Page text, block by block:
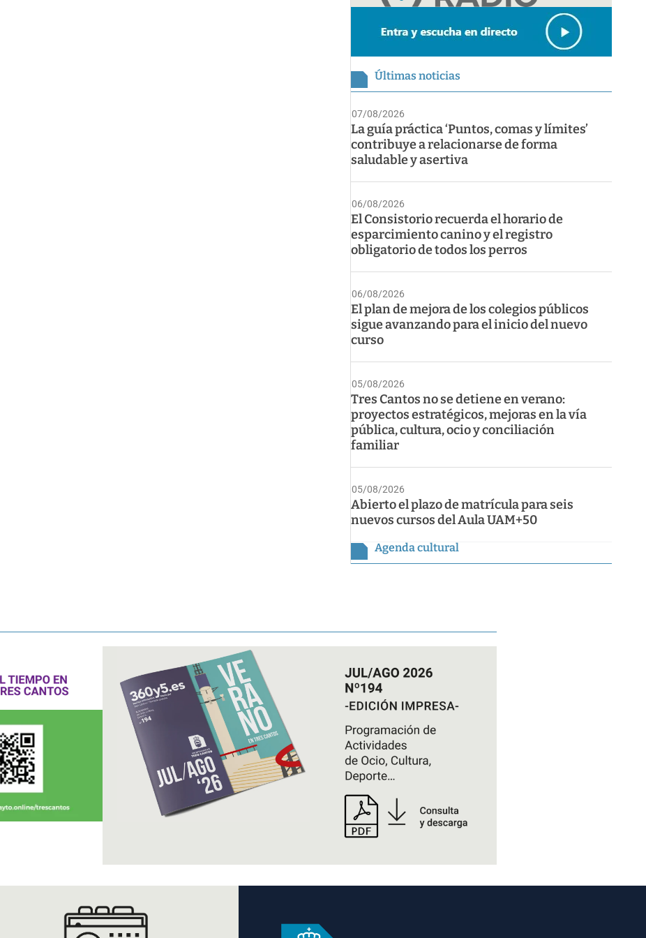
Últimas noticias
07/08/2026
La guía práctica ‘Puntos, comas y límites’
contribuye a relacionarse de forma
saludable y asertiva
06/08/2026
El Consistorio recuerda el horario de
esparcimiento canino y el registro
obligatorio de todos los perros
06/08/2026
El plan de mejora de los colegios públicos
sigue avanzando para el inicio del nuevo
curso
05/08/2026
Tres Cantos no se detiene en verano:
proyectos estratégicos, mejoras en la vía
pública, cultura, ocio y conciliación
familiar
05/08/2026
Abierto el plazo de matrícula para seis
nuevos cursos del Aula UAM+50
Agenda cultural